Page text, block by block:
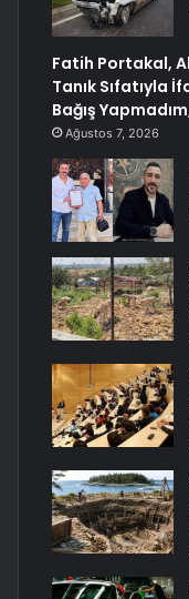
Fatih Portakal,
Tanık Sıfatıyla
Bağış
Ağustos 7, 2026